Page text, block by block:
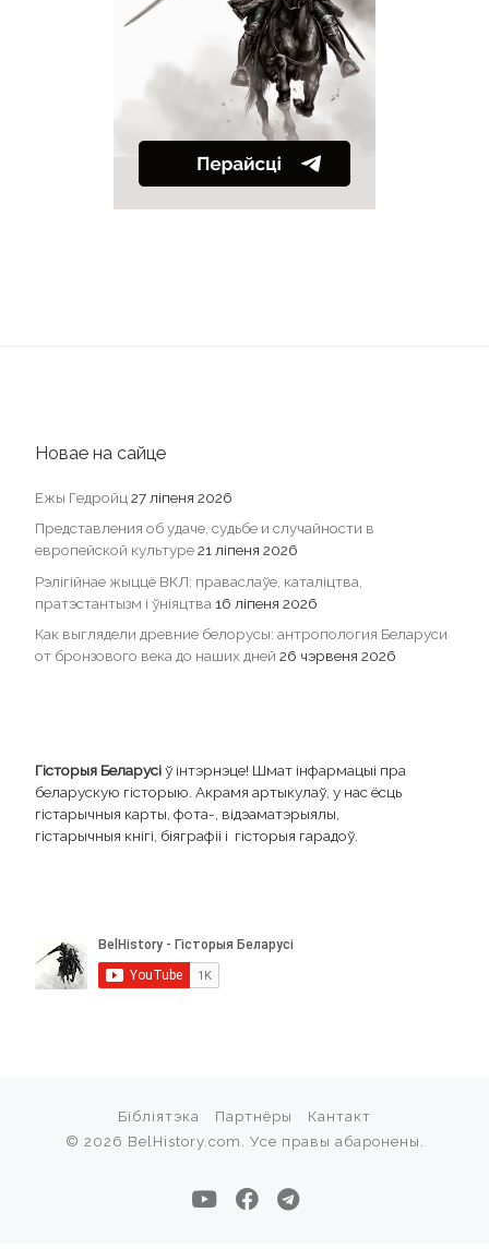
Новае на сайце
Ежы Гедройц 27 ліпеня 2026
Представления об удаче, судьбе и случайности в
европейской культуре21 ліпеня 2026
Рэлігійнае жыццё ВКЛ: праваслаўе, каталіцтва,
пратэстантызм і ўніяцтва 16 ліпеня 2026
Как выглядели древние белорусы: антропология Беларуси
от бронзового века до наших дней 26 чэрвеня 2026
Гісторыя Беларусіў інтэрнэце! Шмат інфармацыі пра
беларускую гісторыю. Акрамя артыкулаў, у нас ёсць
гістарычныя карты, фота-, відэаматэрыялы,
гістарычныя кнігі, біяграфіі і гісторыя гарадоў.
Бібліятэка Партнёры
Кантакт
© 2026 BelHistory.com . Усе правы абаронены.